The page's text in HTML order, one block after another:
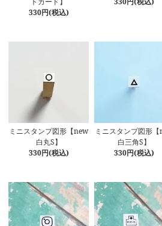
330円(税込)
ミニスタンプ図形【new
白丸S】
330円(税込)
ミニスタンプ図形
白三角S】
330円(税込)